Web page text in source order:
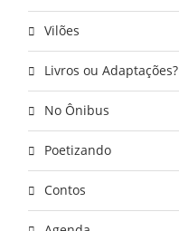
Vilões
Livros ou Adaptações?
No Ônibus
Poetizando
Contos